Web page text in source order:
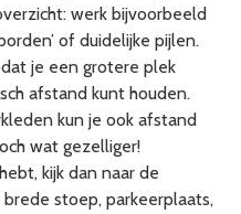
werk bijvoorbeeld
of duidelijke pijlen.
je een grotere plek
afstand kunt houden.
kun je ook afstand
wat gezelliger!
kijk dan naar de
stoep, parkeerplaats,